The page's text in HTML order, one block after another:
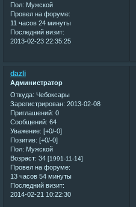
Пол: Мужской
Провел на форуме:
11 часов 24 минуты
Последний визит:
2013-02-23 22:35:25
dazli
Администратор
Откуда: Чебоксары
Зарегистрирован: 2013-02-08
Приглашений: 0
Сообщений: 64
Уважение: [+0/-0]
Позитив: [+0/-0]
Пол: Мужской
Возраст: 34 [1991-11-14]
Провел на форуме:
13 часов 54 минуты
Последний визит:
2014-02-21 10:22:30